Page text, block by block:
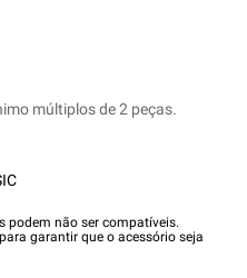
múltiplos de 2 peças.
podem não ser compatíveis.
garantir que o acessório seja